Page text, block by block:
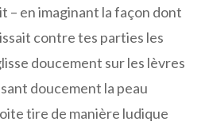
– en imaginant la façon dont
contre tes parties les
doucement sur les lèvres
doucement la peau
tire de manière ludique